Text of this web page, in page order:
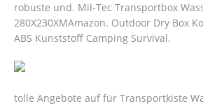
robuste und. Mil-Tec Transportbox
280X230XMAmazon. Outdoor Dry Box
ABS Kunststoff Camping Survival.
tolle Angebote auf für Transportkiste